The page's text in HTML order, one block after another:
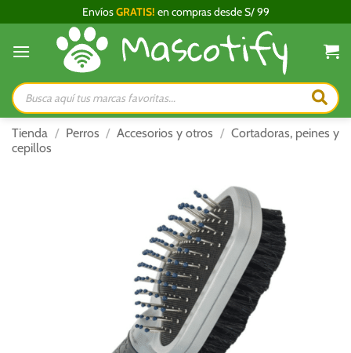
al
contenido
EnvíosGRATIS! en compras desde S/ 99
Búsqueda
de
productos
Tienda / Perros / Accesorios y otros / Cortadoras, peines y
cepillos